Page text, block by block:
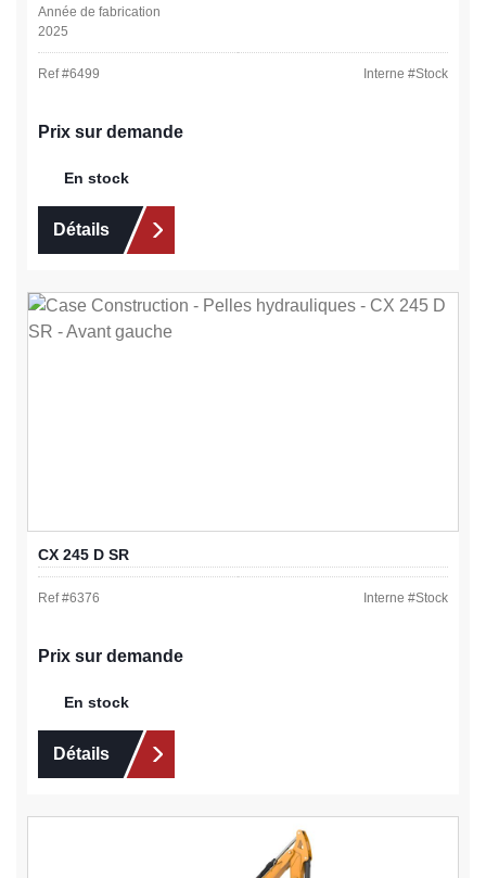
Année de fabrication
2025
Ref #6499 Interne #Stock
Prix sur demande
En stock
Détails
CX 245 D SR
Ref #6376 Interne #Stock
Prix sur demande
En stock
Détails